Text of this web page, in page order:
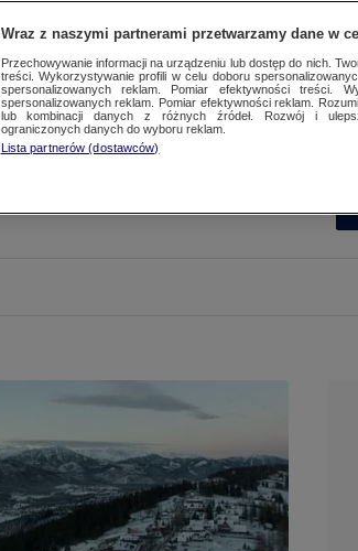
Wraz z naszymi partnerami przetwarzamy dane w
Przechowywanie informacji na urządzeniu lub dostęp do nich.
treści. Wykorzystywanie profili w celu doboru
spersonalizowanych reklam. Pomiar efektywności treści.
spersonalizowanych reklam. Pomiar efektywności reklam.
lub kombinacji danych z różnych źródeł. Rozwój i
ograniczonych danych do wyboru reklam.
Lista partnerów (dostawców)